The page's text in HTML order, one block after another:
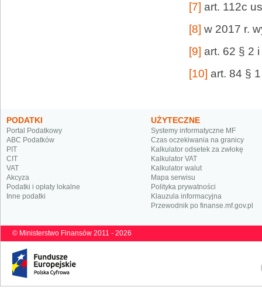
[7] art. 112c
[8] w 2017 r.
[9] art. 62 § 2
[10] art. 84 §
PODATKI
Portal Podatkowy
ABC Podatków
PIT
CIT
VAT
Akcyza
Podatki i opłaty lokalne
Inne podatki
UŻYTECZNE
Systemy informatyczne MF
Czas oczekiwania na granicy
Kalkulator odsetek za zwłokę
Kalkulator VAT
Kalkulator walut
Mapa serwisu
Polityka prywatności
Klauzula informacyjna
Przewodnik po finanse.mf.gov.pl
© Ministerstwo Finansów 2011 - 2026